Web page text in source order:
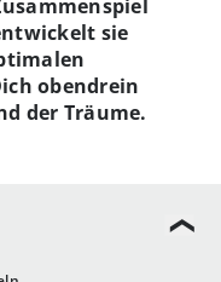
sie
obendrein
der Träume.